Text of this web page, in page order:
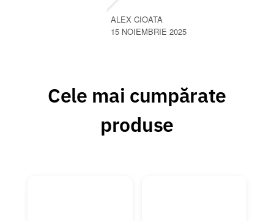
ALEX CIOATA
15 NOIEMBRIE 2025
Cele mai cumpărate
produse